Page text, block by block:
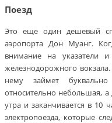
Поезд
Это еще один дешевый
аэропорта Дон Муанг.
внимание на
железнодорожного
нему займет
относительно небольшая, а
утра и заканчивается в 10
электропоезда, которые